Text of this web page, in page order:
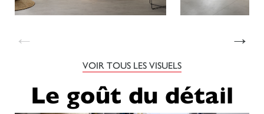
← →
VOIR TOUS LES VISUELS
Le goût du détail